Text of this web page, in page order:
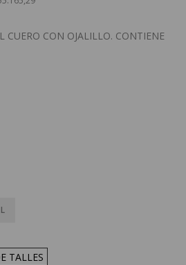
CUERO CON OJALILLO. CONTIENE
L
TALLES